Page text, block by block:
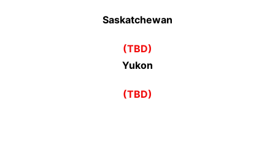
Saskatchewan
(TBD)
Yukon
(TBD)